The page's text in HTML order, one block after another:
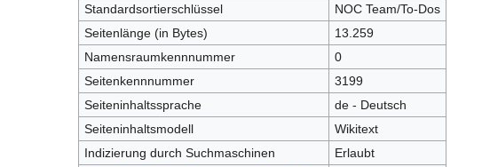
Standardsortierschlüssel
NOC Team/To-Dos
Seitenlänge (in Bytes)
13.259
Namensraumkennnummer
0
Seitenkennnummer
3199
Seiteninhaltssprache
de - Deutsch
Seiteninhaltsmodell
Wikitext
Indizierung durch Suchmaschinen
Erlaubt